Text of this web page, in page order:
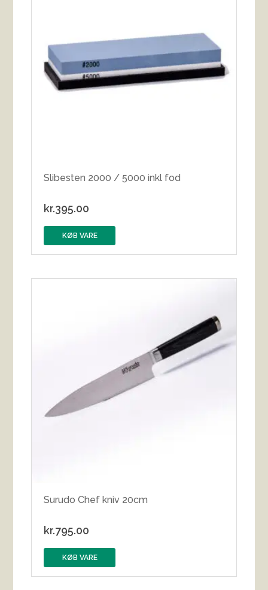
Slibesten 2000 / 5000 inkl fod
kr.395.00
KØB VARE
Surudo Chef kniv 20cm
kr.795.00
KØB VARE